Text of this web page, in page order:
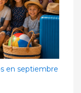
en septiembre